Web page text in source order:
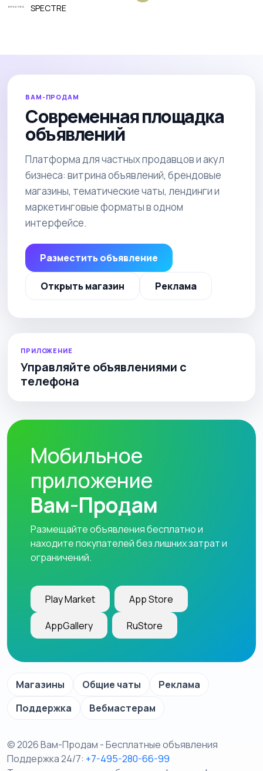
SPECTRE
ВАМ-ПРОДАМ
Современная площадка
объявлений
Платформа для частных продавцов и акул
бизнеса: витрина объявлений, брендовые
магазины, тематические чаты, лендинги и
маркетинговые форматы в одном
интерфейсе.
Разместить объявление
Открыть магазин Реклама
ПРИЛОЖЕНИЕ
Управляйте объявлениями с
телефона
Мобильное
приложение
Вам-Продам
Размещайте объявления бесплатно и
находите покупателей без лишних затрат и
ограничений.
Play Market App Store
AppGallery RuStore
Магазины Общие чаты
Реклама
Поддержка
Вебмастерам
© 2026 Вам-Продам - Бесплатные объявления
Поддержка 24/7: +7-495-280-66-99